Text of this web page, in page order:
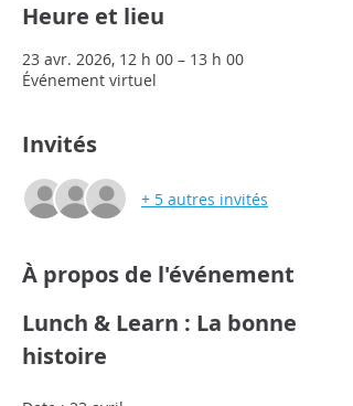
Heure et lieu
23 avr. 2026, 12 h 00 – 13 h 00
Événement virtuel
Invités
+ 5 autres invités
À propos de l'événement
Lunch & Learn : La bonne
histoire